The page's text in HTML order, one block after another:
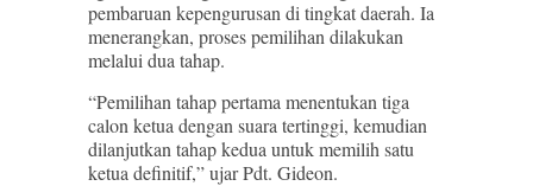
pembaruan kepengurusan di tingkat daerah. Ia
menerangkan, proses pemilihan dilakukan
melalui dua tahap.
“Pemilihan tahap pertama menentukan tiga
calon ketua dengan suara tertinggi, kemudian
dilanjutkan tahap kedua untuk memilih satu
ketua definitif,” ujar Pdt. Gideon.